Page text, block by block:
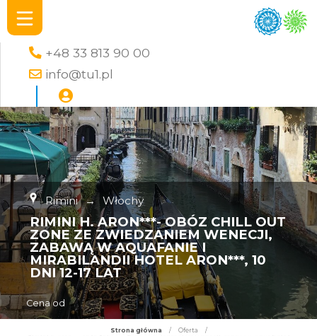
+48 33 813 90 00
info@tu1.pl
Rimini → Włochy
RIMINI H. ARON***- OBÓZ CHILL OUT
ZONE ZE ZWIEDZANIEM WENECJI,
ZABAWĄ W AQUAFANIE I
MIRABILANDII HOTEL ARON***, 10
DNI 12-17 LAT
Cena od
Strona główna / Oferta
/